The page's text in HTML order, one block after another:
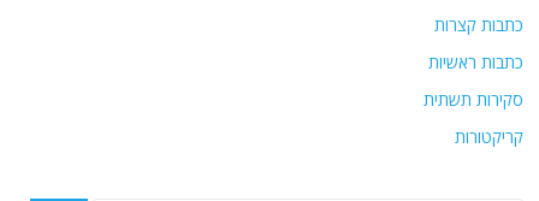
כתבות קצרות
כתבות ראשיות
סקירות תשתית
קריקטורות